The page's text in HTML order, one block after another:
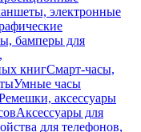
электронные
бамперы для
книгСмарт-часы,
Умные часы
аксессуары
Аксессуары для
для телефонов,